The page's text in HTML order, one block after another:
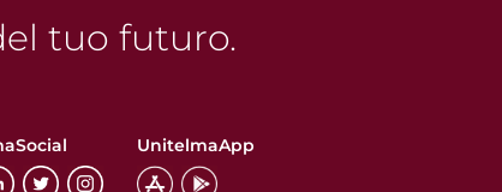
tuo futuro.
UnitelmaApp